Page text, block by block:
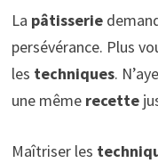
La pâtisserie
persévérance. Plus
les techniques.
une même recette
Maîtriser les